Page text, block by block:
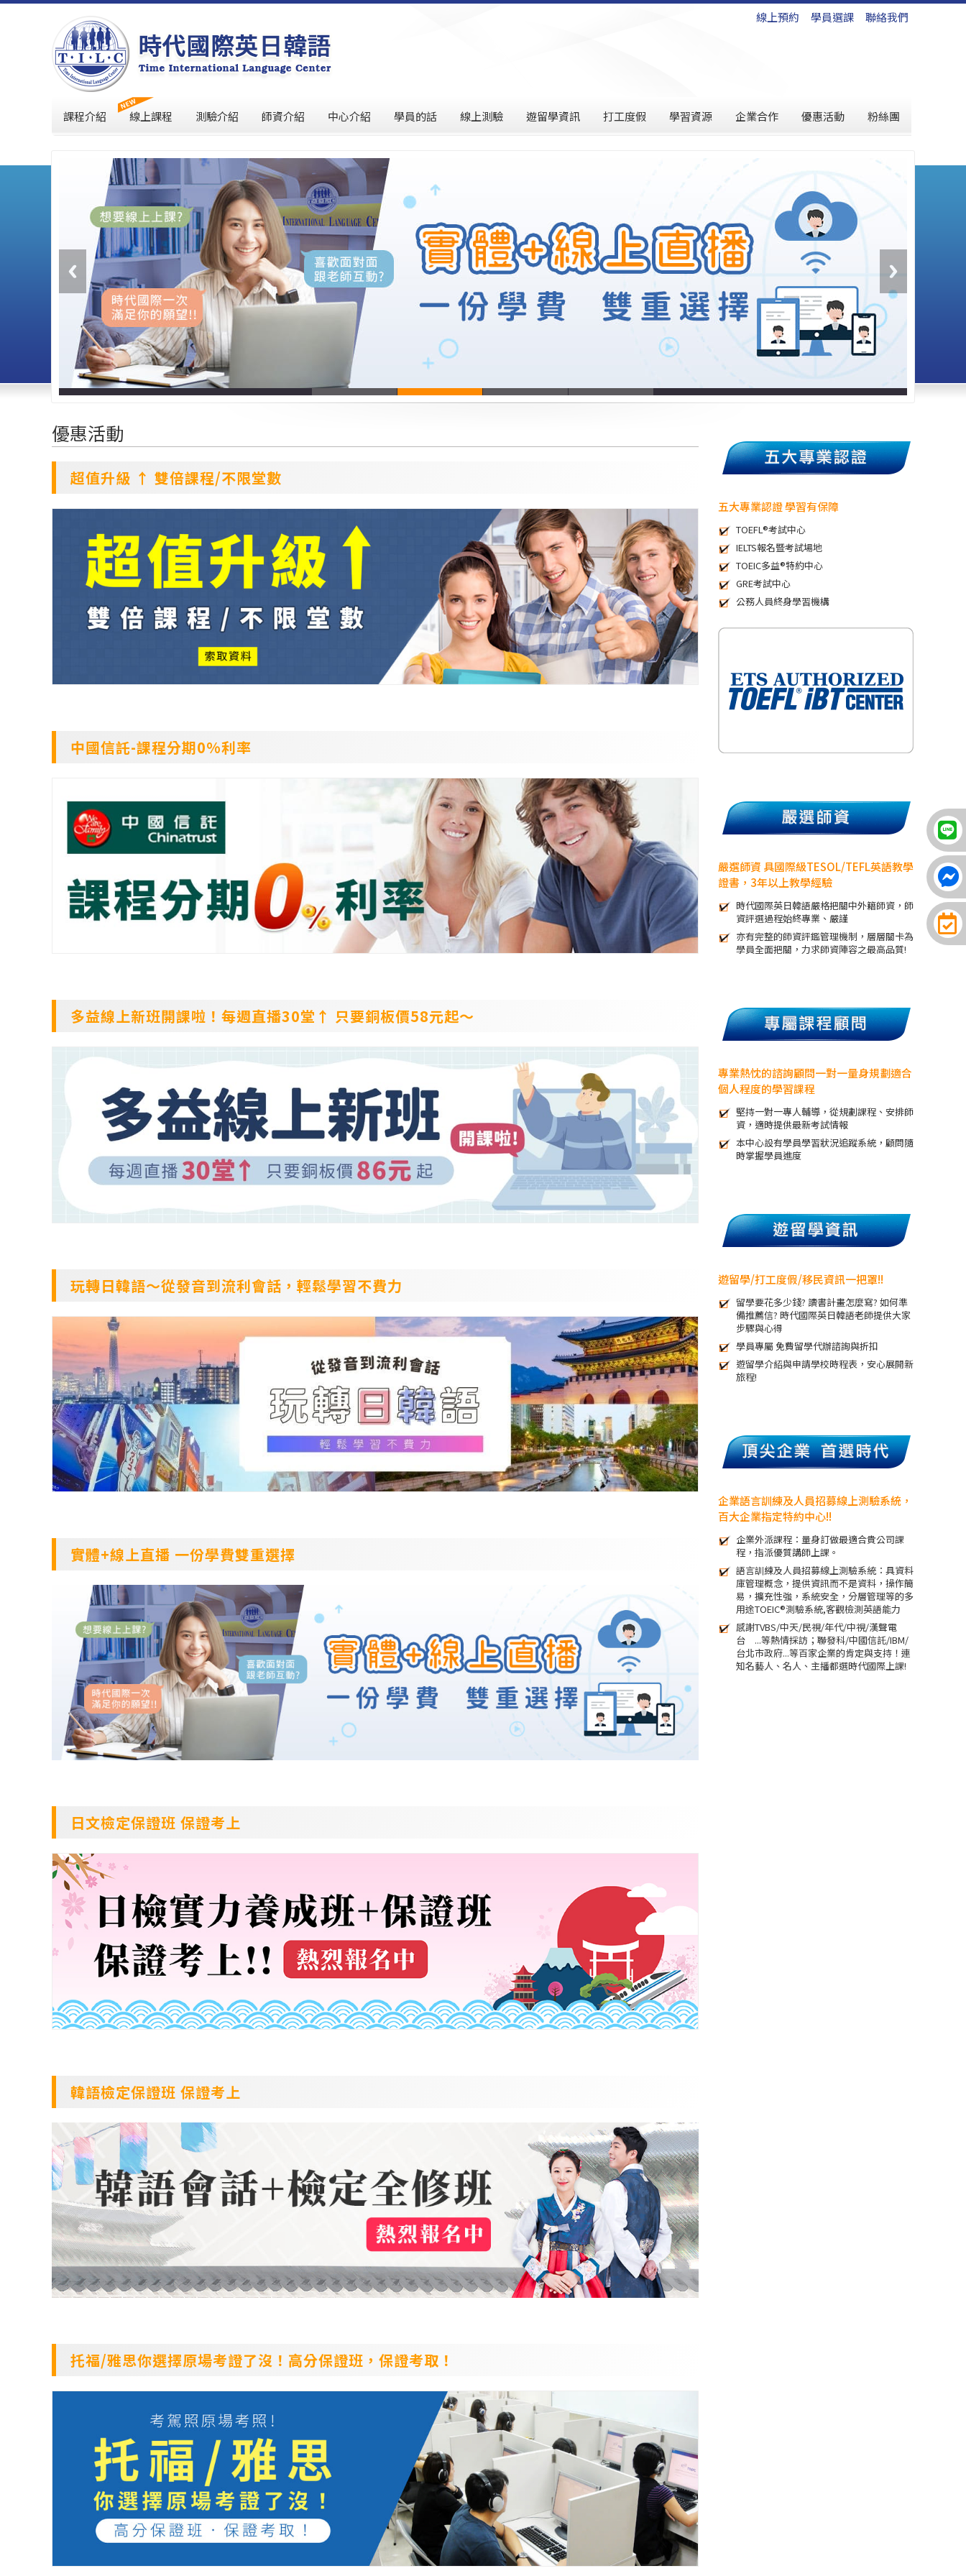
線上預約 學員選課 聯絡我們
課程介紹 線上課程 測驗介紹 師資介紹 中心介紹 學員的話 線上測驗 遊留學資訊 打工度假 學習資源 企業合作 優惠活動 粉絲團
優惠活動
超值升級 ↑ 雙倍課程/不限堂數
中國信託-課程分期0%利率
多益線上新班開課啦！每週直播30堂↑ 只要銅板價58元起～
玩轉日韓語～從發音到流利會話，輕鬆學習不費力
實體+線上直播 一份學費雙重選擇
日文檢定保證班 保證考上
韓語檢定保證班 保證考上
托福/雅思你選擇原場考證了沒！高分保證班，保證考取！
五大專業認證 學習有保障
TOEFL®考試中心
IELTS報名暨考試場地
TOEIC多益®特約中心
GRE考試中心
公務人員終身學習機構
嚴選師資 具國際級TESOL/TEFL英語教學
證書，3年以上教學經驗
時代國際英日韓語嚴格把關中外籍師資，師
資評選過程始終專業、嚴謹
亦有完整的師資評鑑管理機制，層層關卡為
學員全面把關，力求師資陣容之最高品質!
專業熱忱的諮詢顧問一對一量身規劃適合
個人程度的學習課程
堅持一對一專人輔導，從規劃課程、安排師
資，適時提供最新考試情報
本中心設有學員學習狀況追蹤系統，顧問隨
時掌握學員進度
遊留學/打工度假/移民資訊一把罩!!
留學要花多少錢? 讀書計畫怎麼寫? 如何準
備推薦信? 時代國際英日韓語老師提供大家
步驟與心得
學員專屬 免費留學代辦諮詢與折扣
遊留學介紹與申請學校時程表，安心展開新
旅程!
企業語言訓練及人員招募線上測驗系統，
百大企業指定特約中心!!
企業外派課程：量身訂做最適合貴公司課
程，指派優質講師上課。
語言訓練及人員招募線上測驗系統：具資料
庫管理概念，提供資訊而不是資料，操作簡
易，擴充性強，系統安全，分層管理等的多
用途TOEIC®測驗系統,客觀檢測英語能力
感謝TVBS/中天/民視/年代/中視/漢聲電
台 ...等熱情採訪；聯發科/中國信託/IBM/
台北市政府...等百家企業的肯定與支持！連
知名藝人、名人、主播都選時代國際上課!